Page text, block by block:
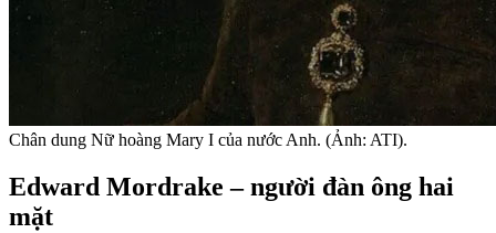
Chân dung Nữ hoàng Mary I của nước Anh. (Ảnh: ATI).
Edward Mordrake – người đàn ông hai
mặt